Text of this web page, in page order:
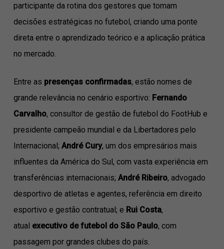
participante da rotina dos gestores que tomam
decisões estratégicas no futebol, criando uma ponte
direta entre o aprendizado teórico e a aplicação prática
no mercado.
Entre as presenças confirmadas, estão nomes de
grande relevância no cenário esportivo: Fernando
Carvalho, consultor de gestão de futebol do FootHub e
presidente campeão mundial e da Libertadores pelo
Internacional; André Cury, um dos empresários mais
influentes da América do Sul, com vasta experiência em
transferências internacionais; André Ribeiro, advogado
desportivo de atletas e agentes, referência em direito
esportivo e gestão contratual; e Rui Costa,
atual executivo de futebol do São Paulo, com
passagem por grandes clubes do país.